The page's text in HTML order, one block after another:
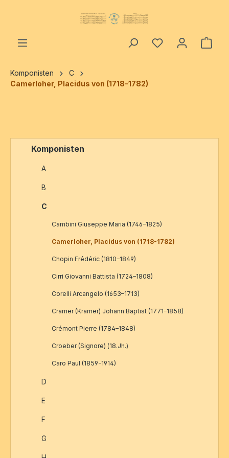
Komponisten
C
Camerloher, Placidus von (1718-1782)
Komponisten
A
B
C
Cambini Giuseppe Maria (1746–1825)
Camerloher, Placidus von (1718-1782)
Chopin Frédéric (1810–1849)
Cirri Giovanni Battista (1724–1808)
Corelli Arcangelo (1653–1713)
Cramer (Kramer) Johann Baptist (1771–1858)
Crémont Pierre (1784–1848)
Croeber (Signore) (18.Jh.)
Caro Paul (1859-1914)
D
E
F
G